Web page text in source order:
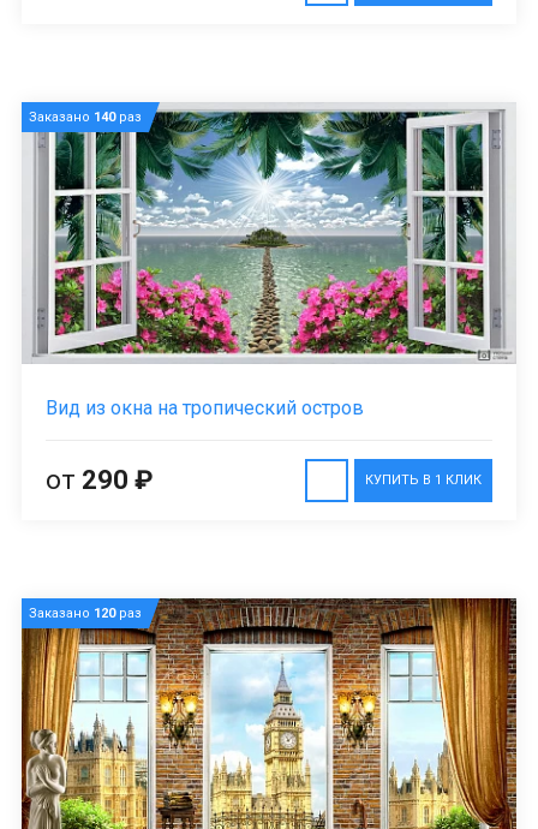
Заказано 140раз
Вид из окна на тропический остров
КУПИТЬ В 1 КЛИК
от 290 ₽
Заказано 120раз